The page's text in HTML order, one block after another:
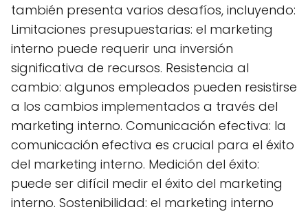
también presenta varios desafíos, incluyendo:
Limitaciones presupuestarias: el marketing
interno puede requerir una inversión
significativa de recursos. Resistencia al
cambio: algunos empleados pueden resistirse
a los cambios implementados a través del
marketing interno. Comunicación efectiva: la
comunicación efectiva es crucial para el éxito
del marketing interno. Medición del éxito:
puede ser difícil medir el éxito del marketing
interno. Sostenibilidad: el marketing interno